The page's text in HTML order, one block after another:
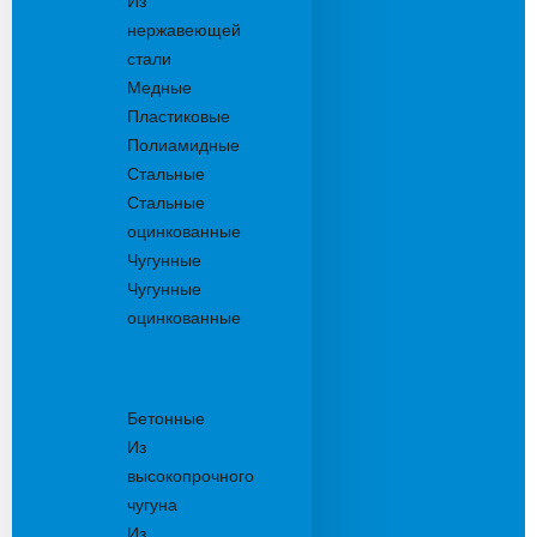
нержавеющей
стали
Медные
Пластиковые
Полиамидные
Стальные
Стальные
оцинкованные
Чугунные
Чугунные
оцинкованные
Бетонные
Из
высокопрочного
чугуна